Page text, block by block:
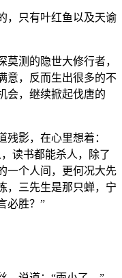
，只有叶红鱼以及天谕
测的隐世大修行者，
意，反而生出很多的不
会，继续掀起伐唐的
影，在心里想着：
读书都能杀人，除了
一个人间，更何况大先
，三先生是那只蝉，宁
必胜？”